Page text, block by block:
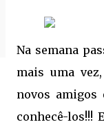
Na semana
mais uma
novos amigos
conhecê-los!!!